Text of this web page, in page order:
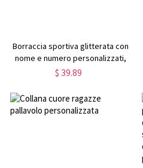
Borraccia sportiva glitterata con
nome e numero personalizzati,
bicchiere termico in acciaio
cannuccia e manico, regalo per
amanti/giocatori di sport
$ 39.89